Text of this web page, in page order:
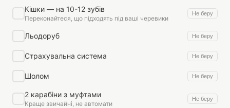
Кішки — на 10-12 зубів
Переконайтеся, що підходять під ваші черевики
Не беру
Льодоруб Не беру
Страхувальна система Не беру
Шолом Не беру
2 карабіни з муфтами
Краще звичайні, не автомати
Не беру